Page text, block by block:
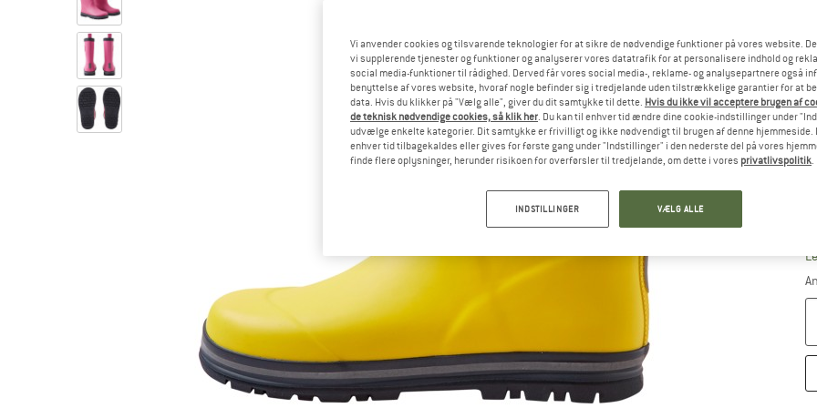
Vi anvender cookies og tilsvarende teknologier for at sikre de nødvendige funktioner på vores website.
vi supplerende tjenester og funktioner og analyserer vores datatrafik for at personalisere indhold og
social media-funktioner til rådighed. Derved får vores social media-, reklame- og analysepartnere også
benyttelse af vores website, hvoraf nogle befinder sig i tredjelande uden tilstrækkelige garantier for at
data. Hvis du klikker på "Vælg alle", giver du dit samtykke til dette. Hvis du ikke vil acceptere brugen af
de teknisk nødvendige cookies, så klik her. Du kan til enhver tid ændre dine cookie-indstillinger under
udvælge enkelte kategorier. Dit samtykke er frivilligt og ikke nødvendigt til brugen af denne hjemmeside.
enhver tid tilbagekaldes eller gives for første gang under "Indstillinger" i den nederste del på vores
finde flere oplysninger, herunder risikoen for overførsler til tredjelande, om dette i vores privatlivspolitik.
INDSTILLINGER VÆLG ALLE